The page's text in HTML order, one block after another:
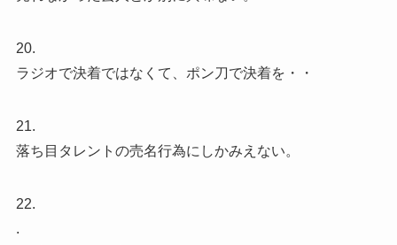
20.
ラジオで決着ではなくて、ポン刀で決着を・・
21.
落ち目タレントの売名行為にしかみえない。
22.
.